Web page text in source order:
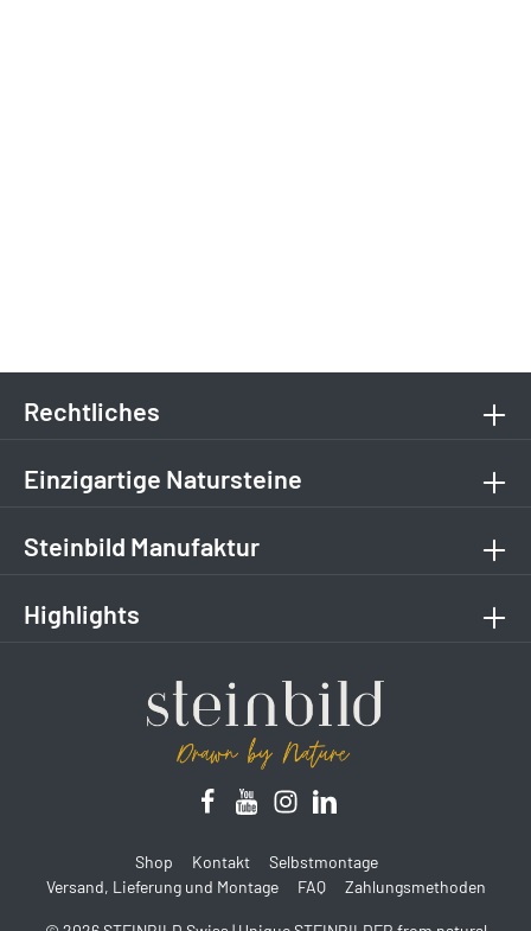
Rechtliches
Einzigartige Natursteine
Steinbild Manufaktur
Highlights
Shop Kontakt
Selbstmontage
Versand, Lieferung und Montage
FAQ Zahlungsmethoden